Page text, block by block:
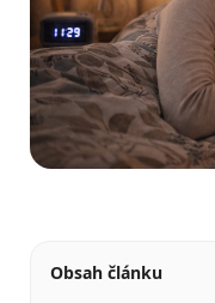
Obsah článku